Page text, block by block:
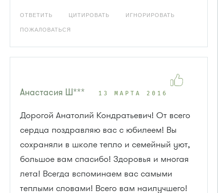
ОТВЕТИТЬ ЦИТИРОВАТЬ ИГНОРИРОВАТЬ
ПОЖАЛОВАТЬСЯ
Анастасия Ш*** 13 МАРТА 2016
Дорогой Анатолий Кондратьевич! От всего
сердца поздравляю вас с юбилеем! Вы
сохраняли в школе тепло и семейный уют,
большое вам спасибо! Здоровья и многая
лета! Всегда вспоминаем вас самыми
теплыми словами! Всего вам наилучшего!